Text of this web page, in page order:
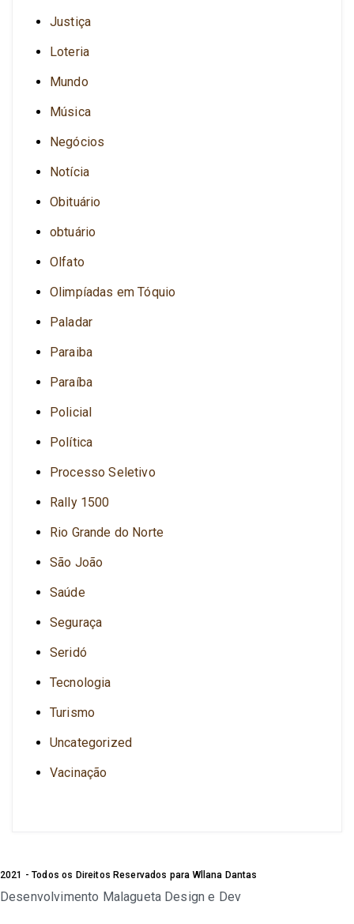
Justiça
Loteria
Mundo
Música
Negócios
Notícia
Obituário
obtuário
Olfato
Olimpíadas em Tóquio
Paladar
Paraiba
Paraíba
Policial
Política
Processo Seletivo
Rally 1500
Rio Grande do Norte
São João
Saúde
Seguraça
Seridó
Tecnologia
Turismo
Uncategorized
Vacinação
2021 - Todos os Direitos Reservados para Wllana Dantas
Desenvolvimento Malagueta Design e Dev